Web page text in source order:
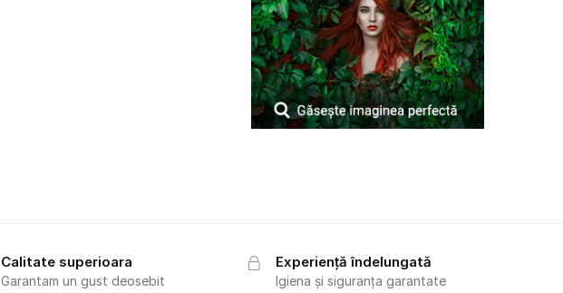
Calitate superioara
Garantam un gust deosebit
Experiență îndelungată
Igiena și siguranța garantate